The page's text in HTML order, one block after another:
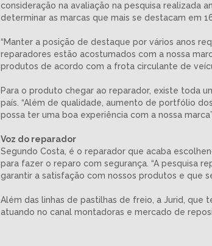
consideração na avaliação na pesquisa realizada
determinar as marcas que mais se destacam em
“Manter a posição de destaque por vários anos
reparadores estão acostumados com a nossa
produtos de acordo com a frota circulante de
Para o produto chegar ao reparador, existe toda
país. “Além de qualidade, aumento de portfólio
possa ter uma boa experiência com a nossa
Voz do reparador
Segundo Costa, é o reparador que acaba
para fazer o reparo com segurança. “A pesquisa
garantir a satisfação com nossos produtos e que
Além das linhas de pastilhas de freio, a Jurid, que
atuando no canal montadoras e mercado de